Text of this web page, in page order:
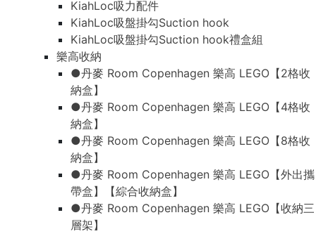
KiahLoc吸力配件
KiahLoc吸盤掛勾Suction hook
KiahLoc吸盤掛勾Suction hook禮盒組
樂高收納
●丹麥 Room Copenhagen 樂高 LEGO【2格收
納盒】
●丹麥 Room Copenhagen 樂高 LEGO【4格收
納盒】
●丹麥 Room Copenhagen 樂高 LEGO【8格收
納盒】
●丹麥 Room Copenhagen 樂高 LEGO【外出攜
帶盒】【綜合收納盒】
●丹麥 Room Copenhagen 樂高 LEGO【收納三
層架】